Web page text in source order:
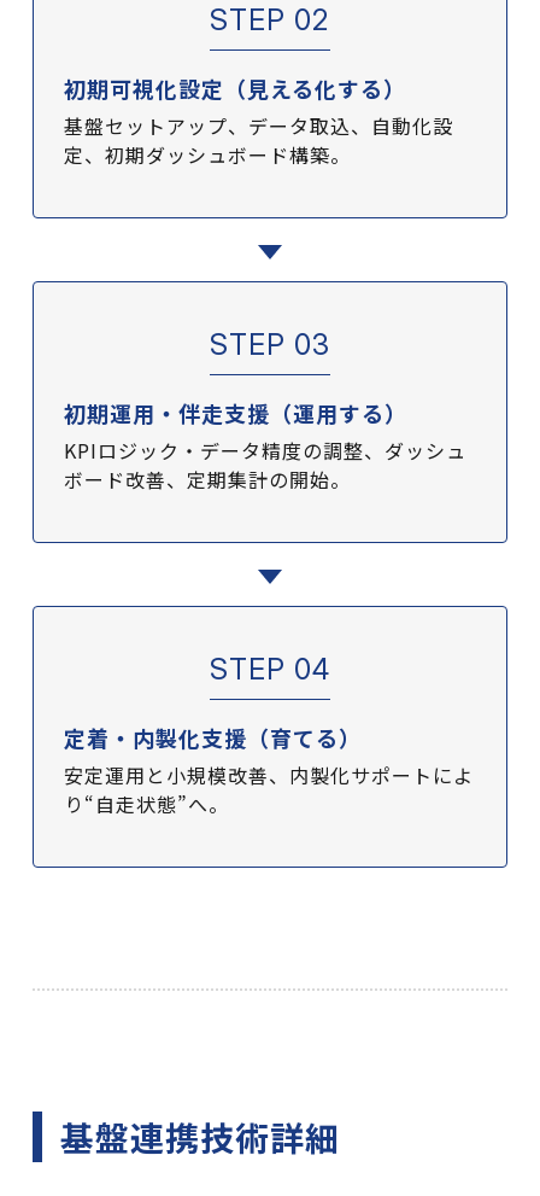
STEP 02
初期可視化設定（見える化する）
基盤セットアップ、データ取込、自動化設
定、初期ダッシュボード構築。
STEP 03
初期運用・伴走支援（運用する）
KPIロジック・データ精度の調整、ダッシュ
ボード改善、定期集計の開始。
STEP 04
定着・内製化支援（育てる）
安定運用と小規模改善、内製化サポートによ
り“自走状態”へ。
基盤連携技術詳細